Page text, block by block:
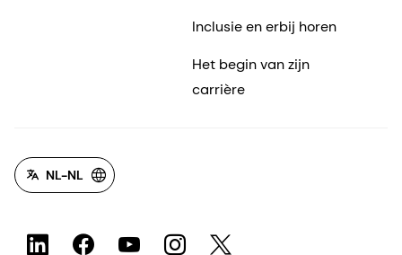
Inclusie en erbij horen
Het begin van zijn
carrière
NL-NL